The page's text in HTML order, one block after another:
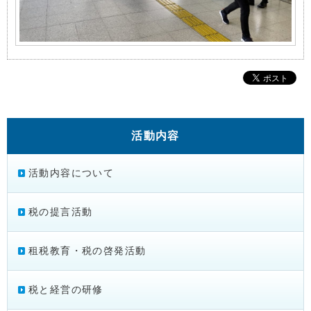
活動内容
活動内容について
税の提言活動
租税教育・税の啓発活動
税と経営の研修